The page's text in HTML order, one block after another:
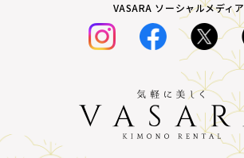
VASARA ソーシャルメディア